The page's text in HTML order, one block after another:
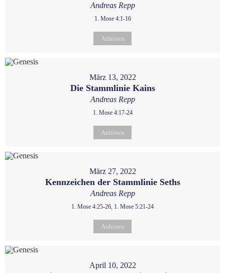
Andreas Repp
1. Mose 4:1-16
Anhören
März 13, 2022
Die Stammlinie Kains
Andreas Repp
1. Mose 4:17-24
Anhören
März 27, 2022
Kennzeichen der Stammlinie Seths
Andreas Repp
1. Mose 4:25-26, 1. Mose 5:21-24
Anhören
April 10, 2022